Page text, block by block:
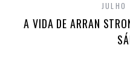
A VIDA DE ARRAN